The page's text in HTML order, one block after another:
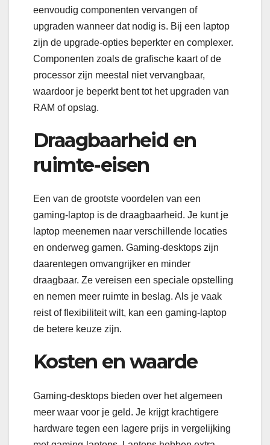
eenvoudig componenten vervangen of
upgraden wanneer dat nodig is. Bij een laptop
zijn de upgrade-opties beperkter en complexer.
Componenten zoals de grafische kaart of de
processor zijn meestal niet vervangbaar,
waardoor je beperkt bent tot het upgraden van
RAM of opslag.
Draagbaarheid en
ruimte-eisen
Een van de grootste voordelen van een
gaming-laptop is de draagbaarheid. Je kunt je
laptop meenemen naar verschillende locaties
en onderweg gamen. Gaming-desktops zijn
daarentegen omvangrijker en minder
draagbaar. Ze vereisen een speciale opstelling
en nemen meer ruimte in beslag. Als je vaak
reist of flexibiliteit wilt, kan een gaming-laptop
de betere keuze zijn.
Kosten en waarde
Gaming-desktops bieden over het algemeen
meer waar voor je geld. Je krijgt krachtigere
hardware tegen een lagere prijs in vergelijking